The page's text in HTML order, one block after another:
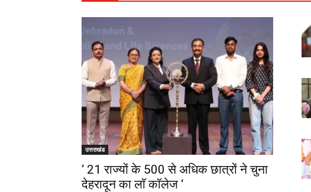
उत्तराखंड
‘ 21 राज्यों के 500 से अधिक छात्रों ने चुना
देहरादून का लाॅ काॅलेज ‘